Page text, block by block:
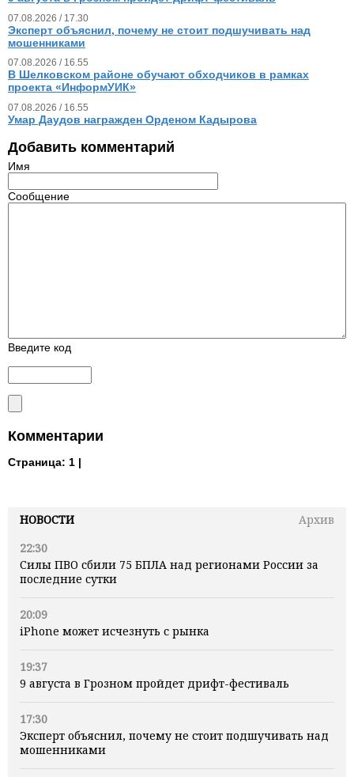
НОВОСТИ
Архив
22:30
Силы ПВО сбили 75 БПЛА над регионами России за
последние сутки
20:09
iPhone может исчезнуть с рынка
19:37
9 августа в Грозном пройдет дрифт-фестиваль
17:30
Эксперт объяснил, почему не стоит подшучивать над
мошенниками
07.08.2026 / 17.30
Эксперт объяснил, почему не стоит подшучивать над
мошенниками
07.08.2026 / 16.55
В Шелковском районе обучают обходчиков в рамках
проекта «ИнформУИК»
07.08.2026 / 16.55
Умар Даудов награжден Орденом Кадырова
Добавить комментарий
Имя
Сообщение
Введите код
Комментарии
Страница: 1 |